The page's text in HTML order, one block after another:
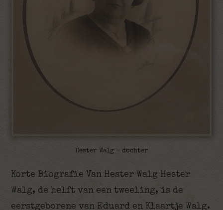
Hester Walg - dochter
Korte Biografie Van Hester Walg Hester
Walg, de helft van een tweeling, is de
eerstgeborene van Eduard en Klaartje Walg.